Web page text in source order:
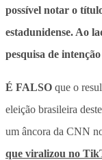
possível notar o
estadunidense. Ao
pesquisa de
É FALSO que o
eleição brasileira
um âncora da CNN
que viralizou no